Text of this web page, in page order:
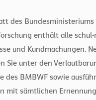
des
enthält alle
und Kundmachungen.
Sie unter den
des BMBWF sowie
mit sämtlichen